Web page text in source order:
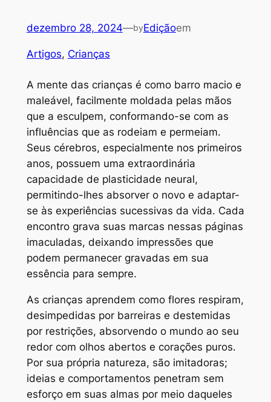
dezembro 28, 2024—byEdiçãoem
Artigos, Crianças
A mente das crianças é como barro macio e
maleável, facilmente moldada pelas mãos
que a esculpem, conformando-se com as
influências que as rodeiam e permeiam.
Seus cérebros, especialmente nos primeiros
anos, possuem uma extraordinária
capacidade de plasticidade neural,
permitindo-lhes absorver o novo e adaptar-
se às experiências sucessivas da vida. Cada
encontro grava suas marcas nessas páginas
imaculadas, deixando impressões que
podem permanecer gravadas em sua
essência para sempre.
As crianças aprendem como flores respiram,
desimpedidas por barreiras e destemidas
por restrições, absorvendo o mundo ao seu
redor com olhos abertos e corações puros.
Por sua própria natureza, são imitadoras;
ideias e comportamentos penetram sem
esforço em suas almas por meio daqueles